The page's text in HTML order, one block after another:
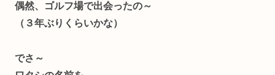
偶然、ゴルフ場で出会ったの～
（３年ぶりくらいかな）
でさ～